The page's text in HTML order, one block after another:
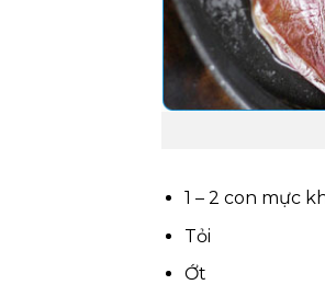
1 – 2 con mực
Tỏi
Ớt